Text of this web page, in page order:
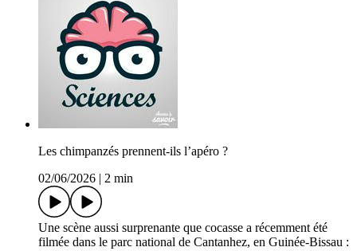
Les chimpanzés prennent-ils l’apéro ?
02/06/2026
2 min
Une scène aussi surprenante que cocasse a récemment été
filmée dans le parc national de Cantanhez, en Guinée-Bissau :